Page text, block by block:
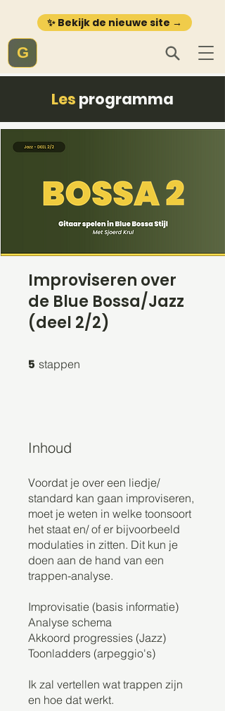
✨ Bekijk de nieuwe site →
G
Les programma
Improviseren over
de Blue Bossa/Jazz
(deel 2/2)
5 stappen
Inhoud
Voordat je over een liedje/
standard kan gaan improviseren,
moet je weten in welke toonsoort
het staat en/ of er bijvoorbeeld
modulaties in zitten. Dit kun je
doen aan de hand van een
trappen-analyse.
Improvisatie (basis informatie)
Analyse schema
Akkoord progressies (Jazz)
Toonladders (arpeggio's)
Ik zal vertellen wat trappen zijn
en hoe dat werkt.